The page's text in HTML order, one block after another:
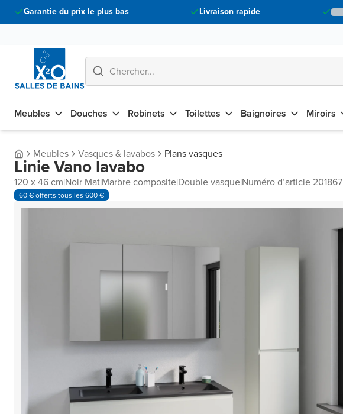
Garantie du prix le plus bas Livraison rapide
Meubles Douches Robinets Toilettes Baignoires Miroirs
Meubles Vasques & lavabos Plans vasques
Linie Vano lavabo
120 x 46 cm|Noir Mat|Marbre composite|Double vasque|Numéro d’article 201867
60 € offerts tous les 600 €